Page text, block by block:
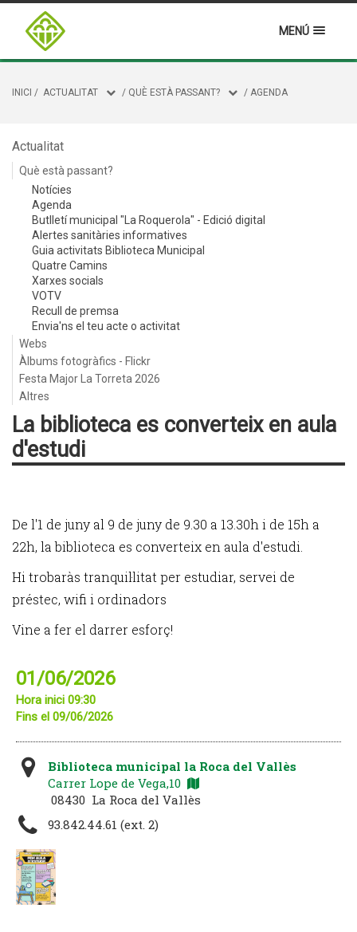
MENÚ
INICI / ACTUALITAT / QUÈ ESTÀ PASSANT? / AGENDA
Actualitat
Què està passant?
Notícies
Agenda
Butlletí municipal "La Roquerola" - Edició digital
Alertes sanitàries informatives
Guia activitats Biblioteca Municipal
Quatre Camins
Xarxes socials
VOTV
Recull de premsa
Envia'ns el teu acte o activitat
Webs
Àlbums fotogràfics - Flickr
Festa Major La Torreta 2026
Altres
La biblioteca es converteix en aula
d'estudi
De l'1 de juny al 9 de juny de 9.30 a 13.30h i de 15h a
22h, la biblioteca es converteix en aula d'estudi.
Hi trobaràs tranquil·litat per estudiar, servei de
préstec, wifi i ordinadors
Vine a fer el darrer esforç!
01/06/2026
Hora inici 09:30
Fins el 09/06/2026
Biblioteca municipal la Roca del Vallès
Carrer Lope de Vega,10
08430 La Roca del Vallès
93.842.44.61 (ext. 2)